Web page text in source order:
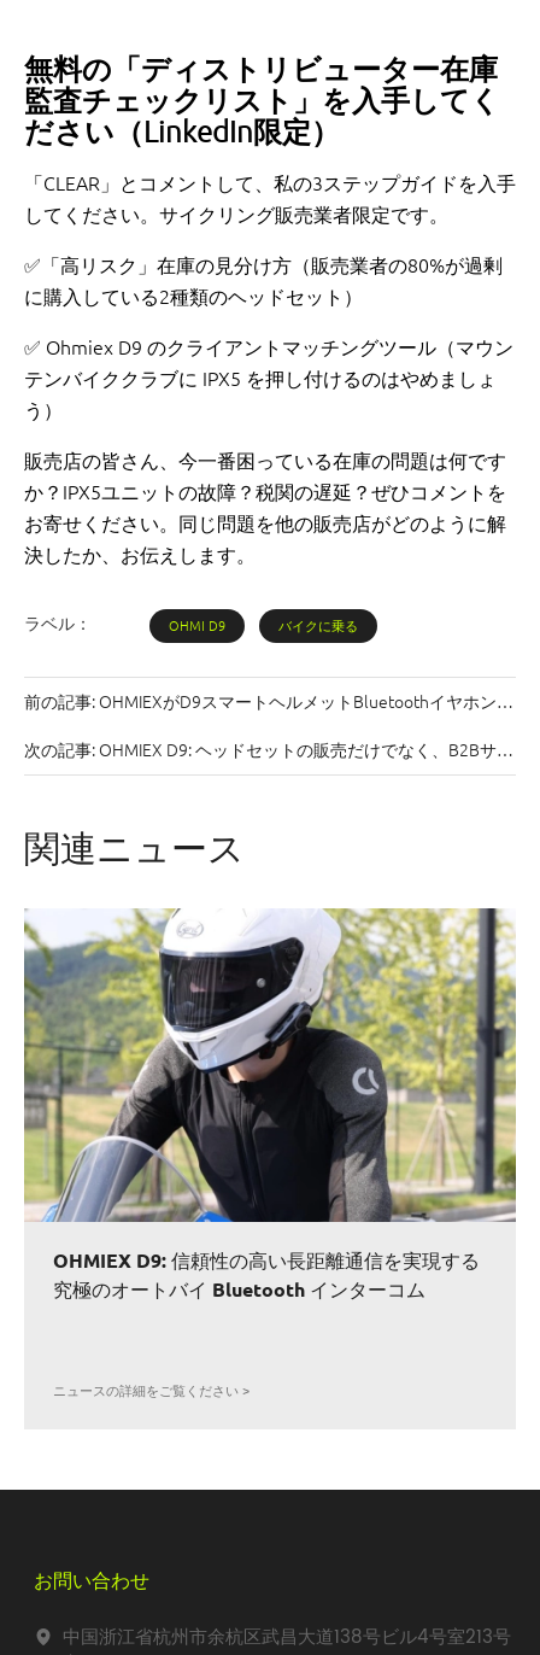
無料の「ディストリビューター在庫
監査チェックリスト」を入手してく
ださい（LinkedIn限定）
「CLEAR」とコメントして、私の3ステップガイドを入手
してください。サイクリング販売業者限定です。
✅「高リスク」在庫の見分け方（販売業者の80%が過剰
に購入している2種類のヘッドセット）
✅ Ohmiex D9 のクライアントマッチングツール（マウン
テンバイククラブに IPX5 を押し付けるのはやめましょ
う）
販売店の皆さん、今一番困っている在庫の問題は何です
か？IPX5ユニットの故障？税関の遅延？ぜひコメントを
お寄せください。同じ問題を他の販売店がどのように解
決したか、お伝えします。
ラベル： OHMI D9 バイクに乗る
前の記事: OHMIEXがD9スマートヘルメットBluetoothイヤホンを
発売：プロ仕様の設定で手頃な価格のサイクリング通信の新時代
次の記事: OHMIEX D9: ヘッドセットの販売だけでなく、B2Bサイ
関連ニュース
OHMIEX D9: 信頼性の高い長距離通信を実現する
究極のオートバイ Bluetooth インターコム
ニュースの詳細をご覧ください >
お問い合わせ
中国浙江省杭州市余杭区武昌大道138号ビル4号室213号